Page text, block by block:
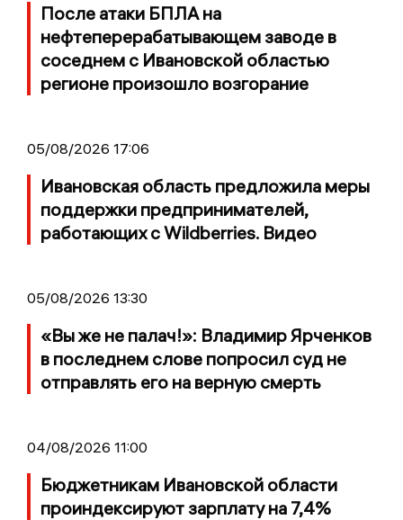
После атаки БПЛА на
нефтеперерабатывающем заводе в
соседнем с Ивановской областью
регионе произошло возгорание
05/08/2026 17:06
Ивановская область предложила меры
поддержки предпринимателей,
работающих с Wildberries. Видео
05/08/2026 13:30
«Вы же не палач!»: Владимир Ярченков
в последнем слове попросил суд не
отправлять его на верную смерть
04/08/2026 11:00
Бюджетникам Ивановской области
проиндексируют зарплату на 7,4%